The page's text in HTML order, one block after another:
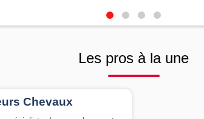
Les pros à la une
Chevaux